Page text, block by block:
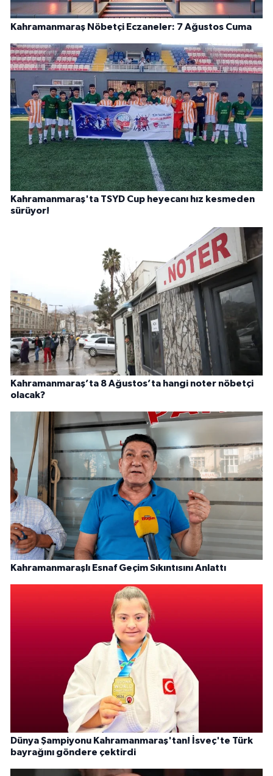
Kahramanmaraş Nöbetçi Eczaneler: 7 Ağustos Cuma
Kahramanmaraş'ta TSYD Cup heyecanı hız kesmeden
sürüyor!
Kahramanmaraş’ta 8 Ağustos’ta hangi noter nöbetçi
olacak?
Kahramanmaraşlı Esnaf Geçim Sıkıntısını Anlattı
Dünya Şampiyonu Kahramanmaraş'tan! İsveç'te Türk
bayrağını göndere çektirdi